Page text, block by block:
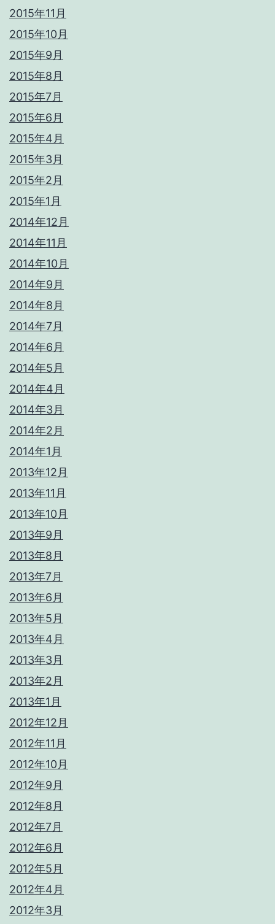
2015年11月
2015年10月
2015年9月
2015年8月
2015年7月
2015年6月
2015年4月
2015年3月
2015年2月
2015年1月
2014年12月
2014年11月
2014年10月
2014年9月
2014年8月
2014年7月
2014年6月
2014年5月
2014年4月
2014年3月
2014年2月
2014年1月
2013年12月
2013年11月
2013年10月
2013年9月
2013年8月
2013年7月
2013年6月
2013年5月
2013年4月
2013年3月
2013年2月
2013年1月
2012年12月
2012年11月
2012年10月
2012年9月
2012年8月
2012年7月
2012年6月
2012年5月
2012年4月
2012年3月